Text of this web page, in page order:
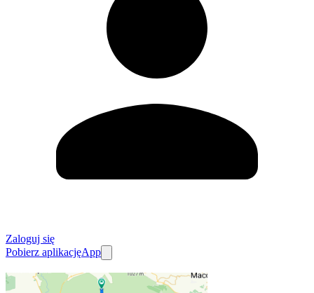
Zaloguj się
Pobierz aplikacjęApp